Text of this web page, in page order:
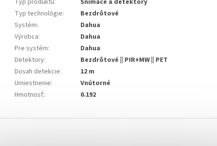
Typ produktu:
Snímače a detektory
Typ technológie:
Bezdrôtové
Systém:
Dahua
Výrobca:
Dahua
Pre systém:
Dahua
Detektory:
Bezdrôtové || PIR+MW || PET
Dosah detekcie:
12 m
Umiestnenie:
Vnútorné
Hmotnosť: 0.192